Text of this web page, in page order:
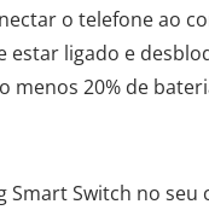
o telefone ao
estar ligado e
menos 20% de
Smart Switch no